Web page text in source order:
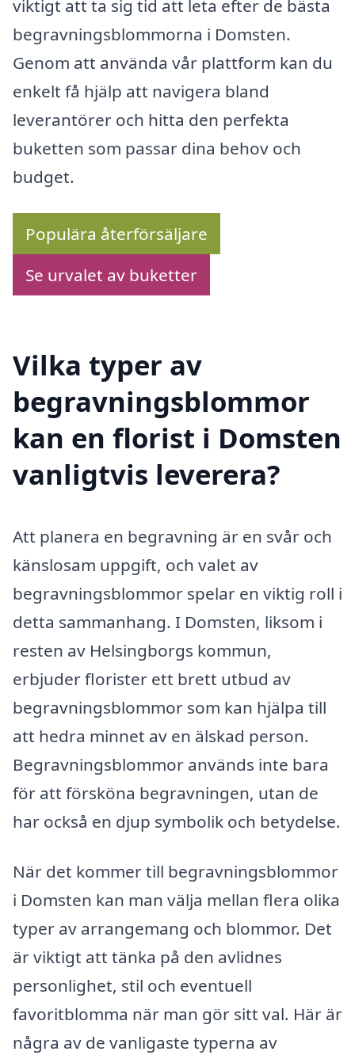
viktigt att ta sig tid att leta efter de bästa
begravningsblommorna i Domsten.
Genom att använda vår plattform kan du
enkelt få hjälp att navigera bland
leverantörer och hitta den perfekta
buketten som passar dina behov och
budget.
Populära återförsäljare
Se urvalet av buketter
Vilka typer av
begravningsblommor
kan en florist i Domsten
vanligtvis leverera?
Att planera en begravning är en svår och
känslosam uppgift, och valet av
begravningsblommor spelar en viktig roll i
detta sammanhang. I Domsten, liksom i
resten av Helsingborgs kommun,
erbjuder florister ett brett utbud av
begravningsblommor som kan hjälpa till
att hedra minnet av en älskad person.
Begravningsblommor används inte bara
för att försköna begravningen, utan de
har också en djup symbolik och betydelse.
När det kommer till begravningsblommor
i Domsten kan man välja mellan flera olika
typer av arrangemang och blommor. Det
är viktigt att tänka på den avlidnes
personlighet, stil och eventuell
favoritblomma när man gör sitt val. Här är
några av de vanligaste typerna av